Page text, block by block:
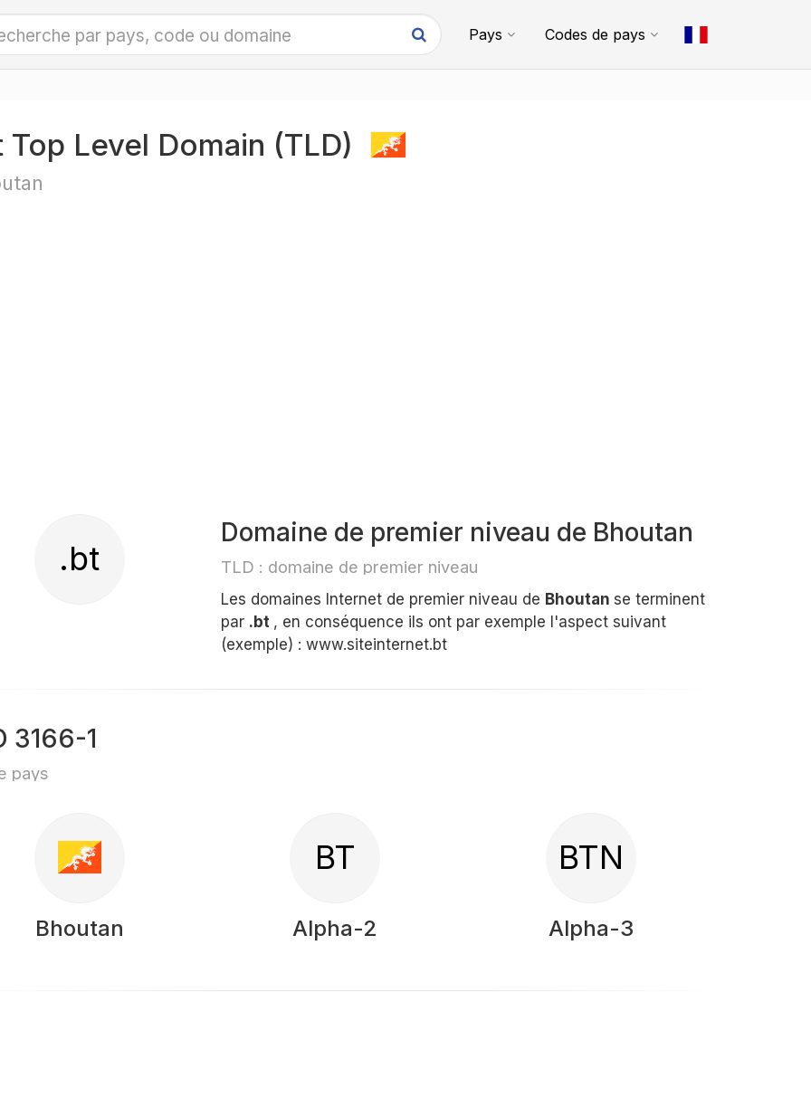
Pays Codes de pays
Top Level Domain (TLD)
.bt
Domaine de premier niveau de Bhoutan
TLD : domaine de premier niveau
Les domaines Internet de premier niveau de Bhoutan se terminent
par .bt , en conséquence ils ont par exemple l'aspect suivant
(exemple) : www.siteinternet.bt
3166-1
pays
Bhoutan
BT
Alpha-2
BTN
Alpha-3